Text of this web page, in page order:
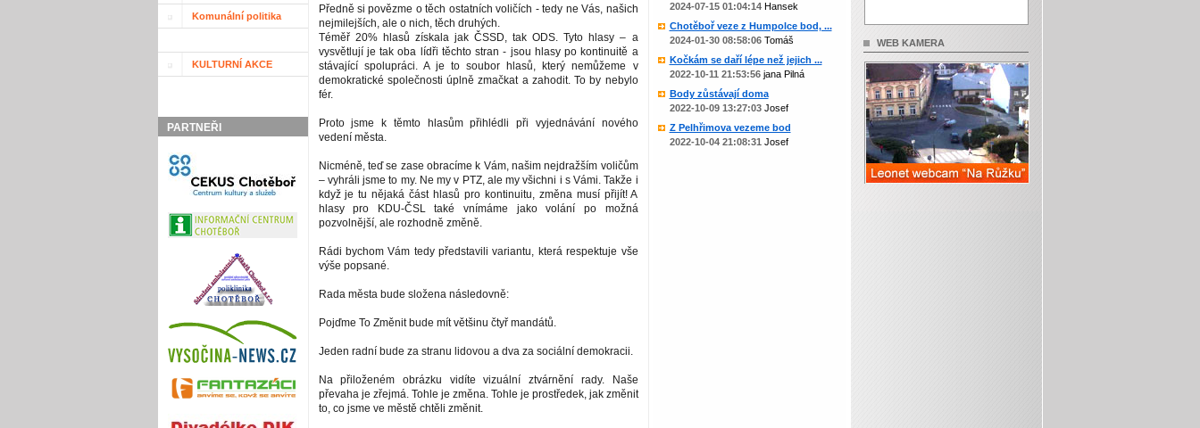
Komunální politika
KULTURNÍ AKCE
PARTNEŘI
Předně si povězme o těch ostatních voličích - tedy ne Vás, našich
nejmilejších, ale o nich, těch druhých.
Téměř 20% hlasů získala jak ČSSD, tak ODS. Tyto hlasy – a
vysvětlují je tak oba lídři těchto stran - jsou hlasy po kontinuitě a
stávající spolupráci. A je to soubor hlasů, který nemůžeme v
demokratické společnosti úplně zmačkat a zahodit. To by nebylo
fér.
Proto jsme k těmto hlasům přihlédli při vyjednávání nového
vedení města.
Nicméně, teď se zase obracíme k Vám, našim nejdražším voličům
– vyhráli jsme to my. Ne my v PTZ, ale my všichni i s Vámi. Takže i
když je tu nějaká část hlasů pro kontinuitu, změna musí přijít! A
hlasy pro KDU-ČSL také vnímáme jako volání po možná
pozvolnější, ale rozhodně změně.
Rádi bychom Vám tedy představili variantu, která respektuje vše
výše popsané.
Rada města bude složena následovně:
Pojďme To Změnit bude mít většinu čtyř mandátů.
Jeden radní bude za stranu lidovou a dva za sociální demokracii.
Na přiloženém obrázku vidíte vizuální ztvárnění rady. Naše
převaha je zřejmá. Tohle je změna. Tohle je prostředek, jak změnit
to, co jsme ve městě chtěli změnit.
2024-07-15 01:04:14Hansek
Chotěboř veze z Humpolce bod, ...
2024-01-30 08:58:06Tomáš
Kočkám se daří lépe než jejich ...
2022-10-11 21:53:56jana Pilná
Body zůstávají doma
2022-10-09 13:27:03Josef
Z Pelhřimova vezeme bod
2022-10-04 21:08:31 Josef
WEB KAMERA